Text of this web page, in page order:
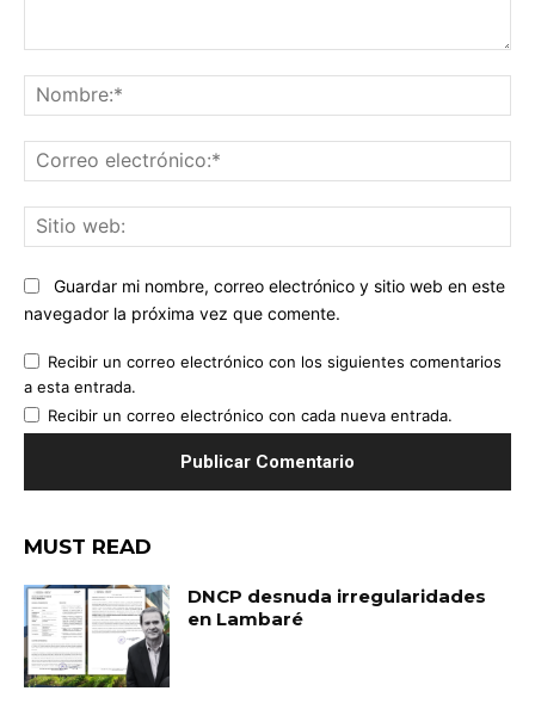
Guardar mi nombre, correo electrónico y sitio web en este
navegador la próxima vez que comente.
Recibir un correo electrónico con los siguientes comentarios
a esta entrada.
Recibir un correo electrónico con cada nueva entrada.
MUST READ
DNCP desnuda irregularidades
en Lambaré